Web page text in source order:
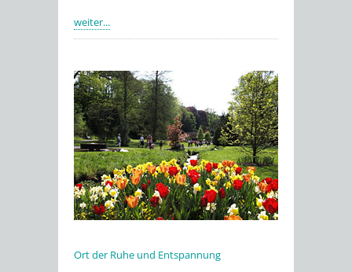
weiter...
Ort der Ruhe und Entspannung